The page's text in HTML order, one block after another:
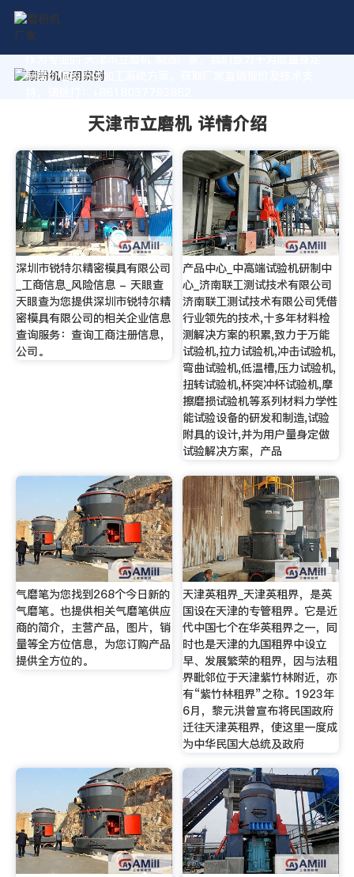
作为专业的 天津市立磨机 制造厂家，我们致力于为您量身定
制高价值的粉体加工系统方案。获取厂家直销报价及技术支
天津市立磨机 详情介绍
深圳市锐特尔精密模具有限公司
_工商信息_风险信息 - 天眼查
天眼查为您提供深圳市锐特尔精
密模具有限公司的相关企业信息
查询服务：查询工商注册信息，
公司。
产品中心_中高端试验机研制中
心_济南联工测试技术有限公司
济南联工测试技术有限公司凭借
行业领先的技术,十多年材料检
测解决方案的积累,致力于万能
试验机,拉力试验机,冲击试验机,
弯曲试验机,低温槽,压力试验机,
扭转试验机,杯突冲杯试验机,摩
擦磨损试验机等系列材料力学性
能试验设备的研发和制造,试验
附具的设计,并为用户量身定做
试验解决方案，产品
气磨笔为您找到268个今日新的
气磨笔。也提供相关气磨笔供应
商的简介，主营产品，图片，销
量等全方位信息，为您订购产品
提供全方位的。
天津英租界_天津英租界，是英
国设在天津的专管租界。它是近
代中国七个在华英租界之一，同
时也是天津的九国租界中设立
早、发展繁荣的租界，因与法租
界毗邻位于天津紫竹林附近，亦
有“紫竹林租界”之称。1923年
6月，黎元洪曾宣布将民国政府
迁往天津英租界，使这里一度成
为中华民国大总统及政府